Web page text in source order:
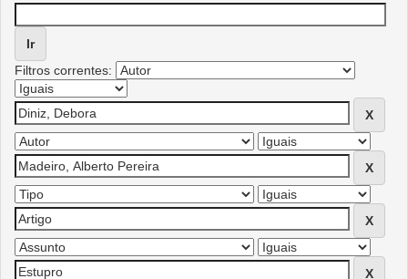
Filtros correntes: